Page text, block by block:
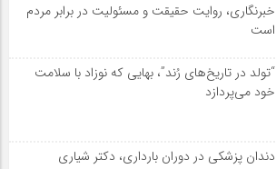
خبرنگاری، روایت حقیقت و مسئولیت‌ در برابر مردم
است
“تولد در تاریخ‌های رُند”، بهایی که نوزاد با سلامت
خود می‌پردازد
دندان پزشکی در دوران بارداری، دکتر شیاری